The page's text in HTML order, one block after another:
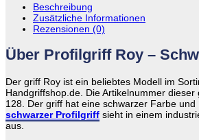
Beschreibung
Zusätzliche Informationen
Rezensionen (0)
Über Profilgriff Roy –
Der griff Roy ist ein beliebtes Modell im
Handgriffshop.de. Die Artikelnummer
128. Der griff hat eine schwarzer Farbe und
schwarzer Profilgriff sieht in einem
aus.